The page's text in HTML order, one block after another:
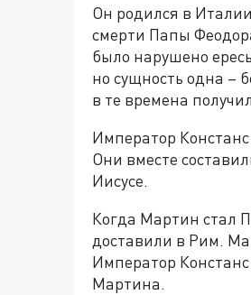
Он родился в
смерти Папы
было нарушено
но сущность одна –
в те времена
Император
Они вместе
Иисусе.
Когда Мартин стал
доставили в Рим.
Император
Мартина.